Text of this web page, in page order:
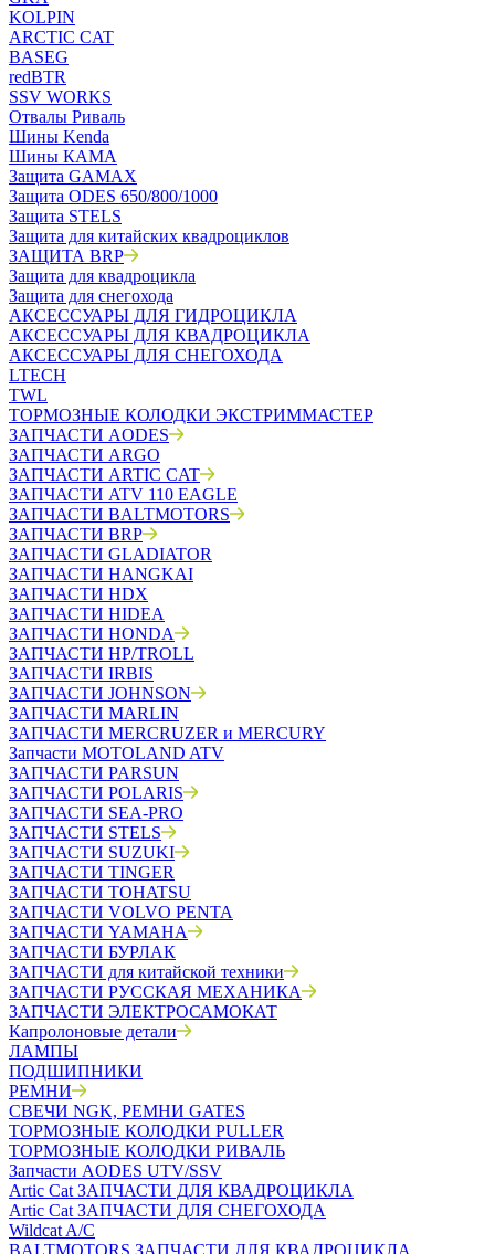
KOLPIN
ARCTIC CAT
BASEG
redBTR
SSV WORKS
Отвалы Риваль
Шины Kenda
Шины КАМА
Защита GAMAX
Защита ODES 650/800/1000
Защита STELS
Защита для китайских квадроциклов
ЗАЩИТА BRP
Защита для квадроцикла
Защита для снегохода
АКСЕССУАРЫ ДЛЯ ГИДРОЦИКЛА
АКСЕССУАРЫ ДЛЯ КВАДРОЦИКЛА
АКСЕССУАРЫ ДЛЯ СНЕГОХОДА
LTECH
TWL
ТОРМОЗНЫЕ КОЛОДКИ ЭКСТРИММАСТЕР
ЗАПЧАСТИ AODES
ЗАПЧАСТИ ARGO
ЗАПЧАСТИ ARTIC CAT
ЗАПЧАСТИ ATV 110 EAGLE
ЗАПЧАСТИ BALTMOTORS
ЗАПЧАСТИ BRP
ЗАПЧАСТИ GLADIATOR
ЗАПЧАСТИ HANGKAI
ЗАПЧАСТИ HDX
ЗАПЧАСТИ HIDEA
ЗАПЧАСТИ HONDA
ЗАПЧАСТИ HP/TROLL
ЗАПЧАСТИ IRBIS
ЗАПЧАСТИ JOHNSON
ЗАПЧАСТИ MARLIN
ЗАПЧАСТИ MERCRUZER и MERCURY
Запчасти MOTOLAND ATV
ЗАПЧАСТИ PARSUN
ЗАПЧАСТИ POLARIS
ЗАПЧАСТИ SEA-PRO
ЗАПЧАСТИ STELS
ЗАПЧАСТИ SUZUKI
ЗАПЧАСТИ TINGER
ЗАПЧАСТИ TOHATSU
ЗАПЧАСТИ VOLVO PENTA
ЗАПЧАСТИ YAMAHA
ЗАПЧАСТИ БУРЛАК
ЗАПЧАСТИ для китайской техники
ЗАПЧАСТИ РУССКАЯ МЕХАНИКА
ЗАПЧАСТИ ЭЛЕКТРОСАМОКАТ
Капролоновые детали
ЛАМПЫ
ПОДШИПНИКИ
РЕМНИ
СВЕЧИ NGK, РЕМНИ GATES
ТОРМОЗНЫЕ КОЛОДКИ PULLER
ТОРМОЗНЫЕ КОЛОДКИ РИВАЛЬ
Запчасти AODES UTV/SSV
Artic Cat ЗАПЧАСТИ ДЛЯ КВАДРОЦИКЛА
Artic Cat ЗАПЧАСТИ ДЛЯ СНЕГОХОДА
Wildcat A/C
BALTMOTORS ЗАПЧАСТИ ДЛЯ КВАДРОЦИКЛА